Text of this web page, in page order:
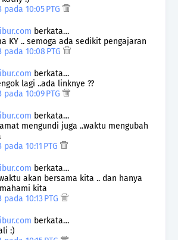
pada 10:05 PTG
berkata…
KY .. semoga ada sedikit pengajaran
pada 10:08 PTG
berkata…
lagi ..ada linknye ??
pada 10:09 PTG
berkata…
mengundi juga ..waktu mengubah
10:11 PTG
berkata…
akan bersama kita .. dan hanya
kita
10:13 PTG
berkata…
:)